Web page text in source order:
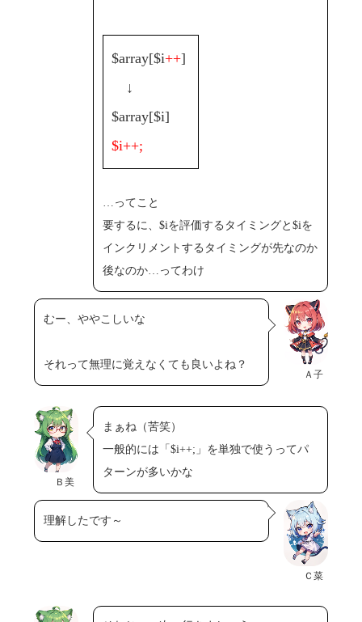
$array[$i++]
↓
$array[$i]
$i++;
…ってこと
要するに、$iを評価するタイミングと$iを
インクリメントするタイミングが先なのか
後なのか…ってわけ
Ａ子
むー、ややこしいな
それって無理に覚えなくても良いよね？
Ｂ美
まぁね（苦笑）
一般的には「$i++;」を単独で使うってパ
ターンが多いかな
Ｃ菜
理解したです～